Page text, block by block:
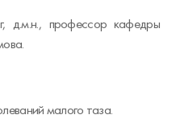
д.м.н., профессор кафедры
малого таза.